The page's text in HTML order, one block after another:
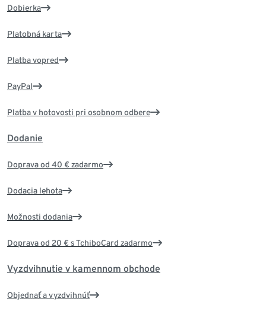
Dobierka
Platobná karta
Platba vopred
PayPal
Platba v hotovosti pri osobnom odbere
Dodanie
Doprava od 40 € zadarmo
Dodacia lehota
Možnosti dodania
Doprava od 20 € s TchiboCard zadarmo
Vyzdvihnutie v kamennom obchode
Objednať a vyzdvihnúť